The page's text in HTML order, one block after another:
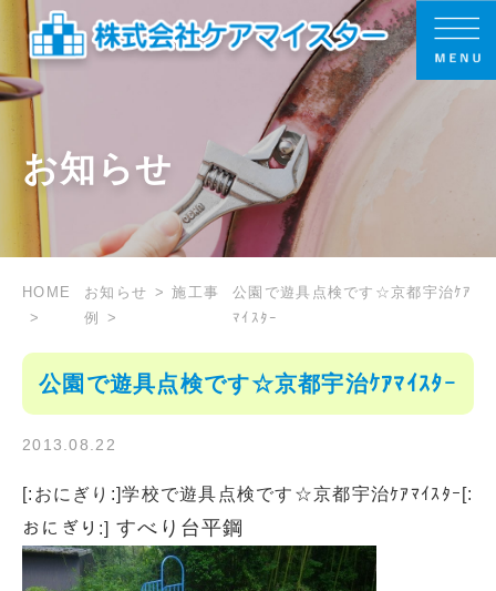
お知らせ
HOME お知らせ
施工事
例
公園で遊具点検です☆京都宇治ｹｱ
ﾏｲｽﾀｰ
公園で遊具点検です☆京都宇治ｹｱﾏｲｽﾀｰ
2013.08.22
[:おにぎり:]学校で遊具点検です☆京都宇治ｹｱﾏｲｽﾀｰ[:
おにぎり:] すべり台平鋼